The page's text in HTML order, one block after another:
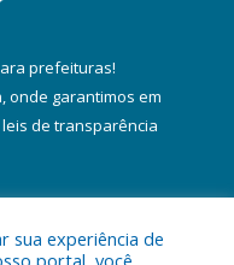
prefeituras!
onde garantimos em
leis de transparência
sua experiência de
portal, você